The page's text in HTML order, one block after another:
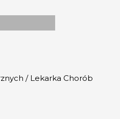
/ Lekarka Chorób